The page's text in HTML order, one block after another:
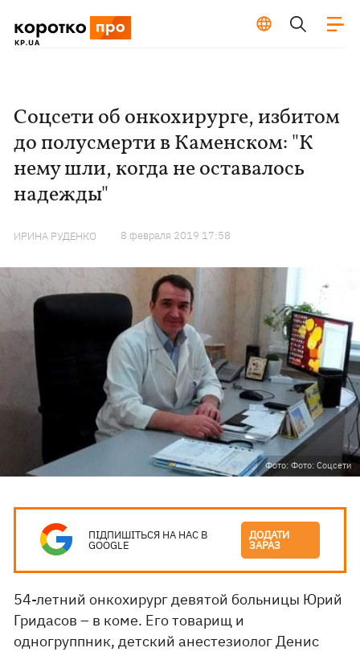
Соцсети об онкохирурге, избитом
до полусмерти в Каменском: "К
нему шли, когда не оставалось
надежды"
ИРИНА РУДЕНКО 8 февраля 2019 17:58
Фото: Фото: Соцсети
ПІДПИШІТЬСЯ НА НАС В
GOOGLE
ДОДАТИ
ЗАРАЗ
54-летний онкохирург девятой больницы Юрий
Гридасов – в коме. Его товарищ и
одногруппник, детский анестезиолог Денис